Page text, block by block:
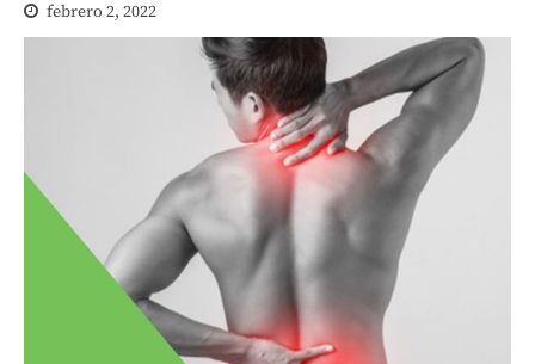
febrero 2, 2022